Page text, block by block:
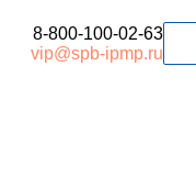
8-800-100-02-63
vip@spb-ipmp.ru